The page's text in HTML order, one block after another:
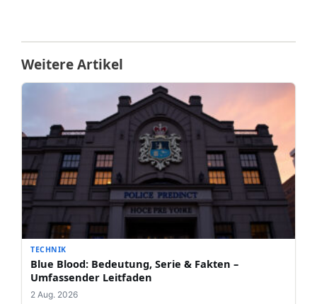
Weitere Artikel
TECHNIK
Blue Blood: Bedeutung, Serie & Fakten –
Umfassender Leitfaden
2 Aug. 2026